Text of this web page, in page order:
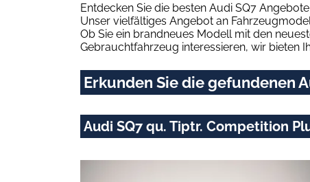
Entdecken Sie die besten Audi SQ7
Unser vielfältiges Angebot an
Ob Sie ein brandneues Modell mit den
Gebrauchtfahrzeug interessieren, wir bieten
Erkunden Sie die gefundenen
Audi SQ7 qu. Tiptr. Competition